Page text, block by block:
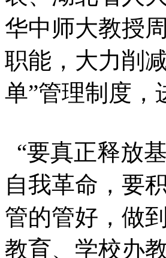
华中师大教授
职能，大力削
单”管理制度，
“要真正释放
自我革命，要
管的管好，做
教育、学校办